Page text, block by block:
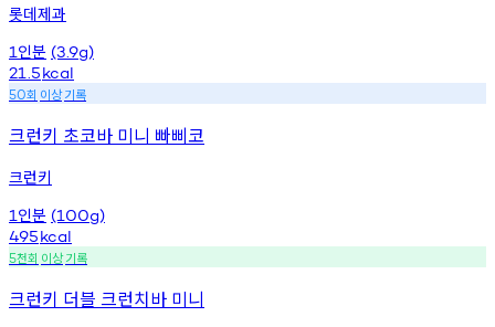
롯데제과
1 인분 (3.9g)
21.5kcal
50회 이상기록
크런키 초코바 미니 빠삐코
크런키
1 인분 (100g)
495kcal
5천회 이상기록
크런키 더블 크런치바 미니